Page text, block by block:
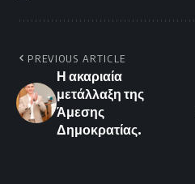
PREVIOUS ARTICLE
Η ακαριαία
μετάλλαξη της
Άμεσης
Δημοκρατίας.